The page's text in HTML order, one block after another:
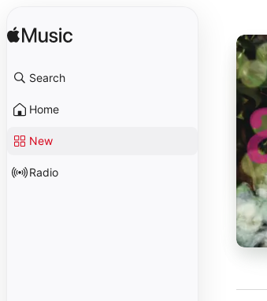
Search
Home
New
Radio